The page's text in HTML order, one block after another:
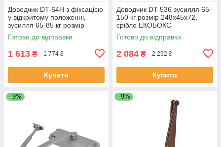
Доводчик DT-64H з фіксацією
у відкритому положенні,
зусилля 65-85 кг розмір
223x45x72, срібло ЕКОБОКС
Готово до відправки
1 613 ₴ 1 774 ₴
Купити
Доводчик DT-536 зусилля 65-
150 кг розмір 248x45x72,
срібло ЕКОБОКС
Готово до відправки
2 084 ₴ 2 292 ₴
Купити
–9% –9%